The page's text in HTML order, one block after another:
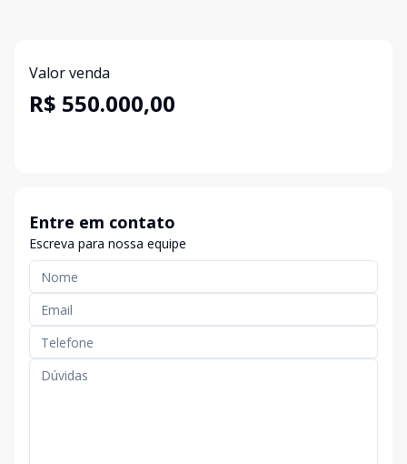
Valor venda
R$ 550.000,00
Entre em contato
Escreva para nossa equipe